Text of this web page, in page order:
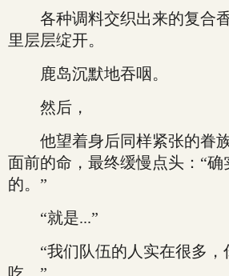
各种调料交织出来的复合香
里层层绽开。
鹿岛沉默地吞咽。
然后，
他望着身后同样紧张的眷族
面前的命，最终缓慢点头：“确
的。”
“就是...”
“我们队伍的人实在很多，